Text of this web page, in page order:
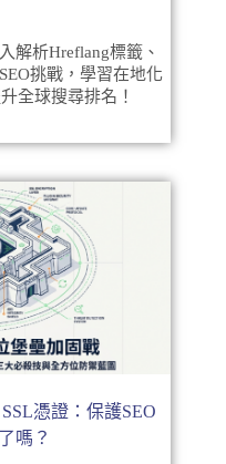
解析Hreflang標籤、
挑戰，學習在地化
全球搜尋排名！
憑證：保護SEO
嗎？